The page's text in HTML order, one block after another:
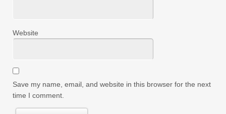
Website
Save my name, email, and website in this browser for the next
time I comment.